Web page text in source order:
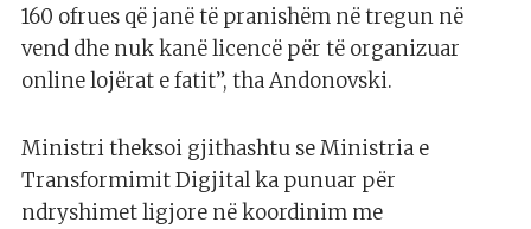
160 ofrues që janë të pranishëm në tregun në
vend dhe nuk kanë licencë për të organizuar
online lojërat e fatit”, tha Andonovski.
Ministri theksoi gjithashtu se Ministria e
Transformimit Digjital ka punuar për
ndryshimet ligjore në koordinim me